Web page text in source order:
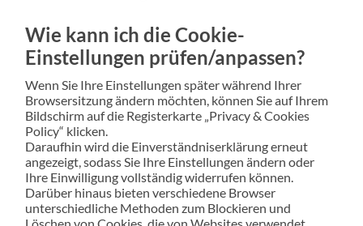
Wie kann ich die Cookie-
Einstellungen prüfen/anpassen?
Wenn Sie Ihre Einstellungen später während Ihrer
Browsersitzung ändern möchten, können Sie auf Ihrem
Bildschirm auf die Registerkarte „Privacy & Cookies
Policy“ klicken.
Daraufhin wird die Einverständniserklärung erneut
angezeigt, sodass Sie Ihre Einstellungen ändern oder
Ihre Einwilligung vollständig widerrufen können.
Darüber hinaus bieten verschiedene Browser
unterschiedliche Methoden zum Blockieren und
Löschen von Cookies, die von Websites verwendet